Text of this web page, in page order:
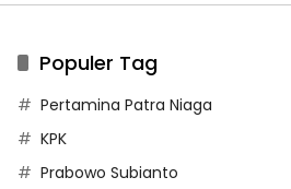
Populer Tag
Pertamina Patra Niaga
KPK
Prabowo Subianto